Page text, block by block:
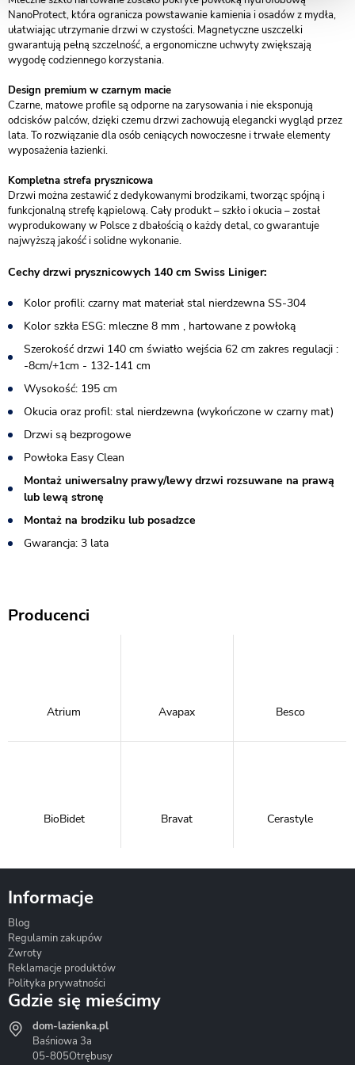
NanoProtect, która ogranicza powstawanie kamienia i osadów z mydła,
ułatwiając utrzymanie drzwi w czystości. Magnetyczne uszczelki
gwarantują pełną szczelność, a ergonomiczne uchwyty zwiększają
wygodę codziennego korzystania.
Design premium w czarnym macie
Czarne, matowe profile są odporne na zarysowania i nie eksponują
odcisków palców, dzięki czemu drzwi zachowują elegancki wygląd przez
lata. To rozwiązanie dla osób ceniących nowoczesne i trwałe elementy
wyposażenia łazienki.
Kompletna strefa prysznicowa
Drzwi można zestawić z dedykowanymi brodzikami, tworząc spójną i
funkcjonalną strefę kąpielową. Cały produkt – szkło i okucia – został
wyprodukowany w Polsce z dbałością o każdy detal, co gwarantuje
najwyższą jakość i solidne wykonanie.
Cechy drzwi prysznicowych 140 cm Swiss Liniger:
Kolor profili: czarny mat materiał stal nierdzewna SS-304
Kolor szkła ESG: mleczne 8 mm , hartowane z powłoką
Szerokość drzwi 140 cm światło wejścia 62 cm zakres regulacji :
-8cm/+1cm - 132-141 cm
Wysokość: 195 cm
Okucia oraz profil: stal nierdzewna (wykończone w czarny mat)
Drzwi są bezprogowe
Powłoka Easy Clean
Montaż uniwersalny prawy/lewy drzwi rozsuwane na prawą
lub lewą stronę
Montaż na brodziku lub posadzce
Gwarancja: 3 lata
Producenci
Atrium Avapax Besco
BioBidet Bravat Cerastyle
Hydrostop
Informacje
Blog
Regulamin zakupów
Zwroty
Reklamacje produktów
Polityka prywatności
Gdzie się mieścimy
dom-lazienka.pl
Baśniowa 3a
05-805Otrębusy